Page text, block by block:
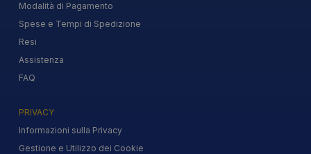
Modalità di Pagamento
Spese e Tempi di Spedizione
Resi
Assistenza
FAQ
PRIVACY
Informazioni sulla Privacy
Gestione e Utilizzo dei Cookie